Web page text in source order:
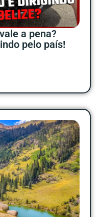
a pena?
pelo país!